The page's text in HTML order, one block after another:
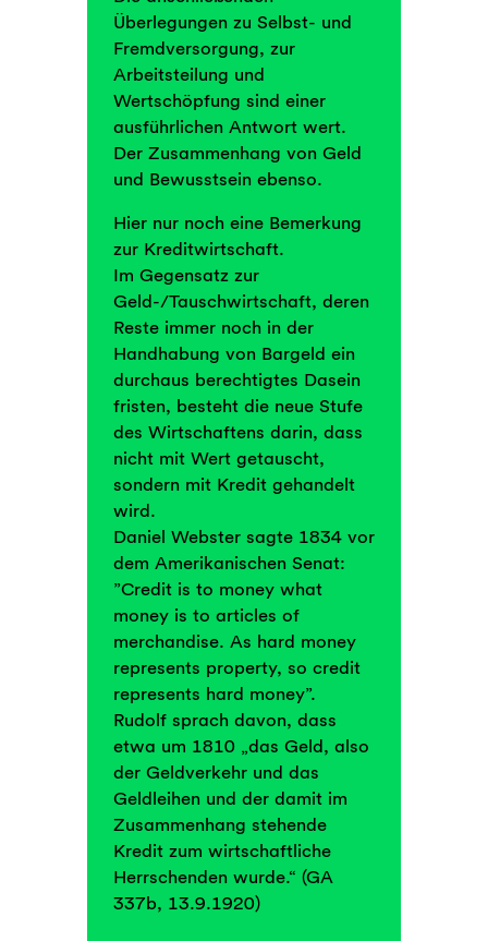
Überlegungen zu Selbst- und
Fremdversorgung, zur
Arbeitsteilung und
Wertschöpfung sind einer
ausführlichen Antwort wert.
Der Zusammenhang von Geld
und Bewusstsein ebenso.
Hier nur noch eine Bemerkung
zur Kreditwirtschaft.
Im Gegensatz zur
Geld-/Tauschwirtschaft, deren
Reste immer noch in der
Handhabung von Bargeld ein
durchaus berechtigtes Dasein
fristen, besteht die neue Stufe
des Wirtschaftens darin, dass
nicht mit Wert getauscht,
sondern mit Kredit gehandelt
wird.
Daniel Webster sagte 1834 vor
dem Amerikanischen Senat:
”Credit is to money what
money is to articles of
merchandise. As hard money
represents property, so credit
represents hard money”.
Rudolf sprach davon, dass
etwa um 1810 „das Geld, also
der Geldverkehr und das
Geldleihen und der damit im
Zusammenhang stehende
Kredit zum wirtschaftliche
Herrschenden wurde.“ (GA
337b, 13.9.1920)